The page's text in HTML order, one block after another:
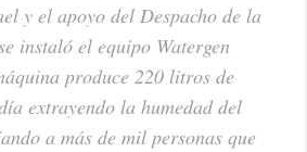
y el apoyo del Despacho de la
instaló el equipo Watergen
produce 220 litros de
extrayendo la humedad del
a más de mil personas que